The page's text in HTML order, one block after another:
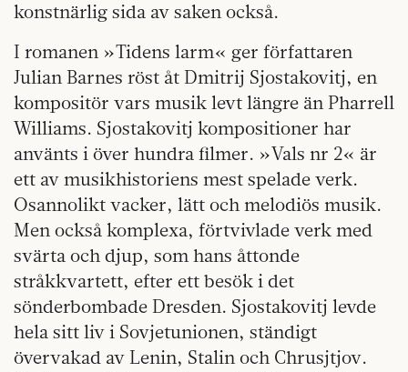
konstnärlig sida av saken också.
I romanen »Tidens larm« ger författaren
Julian Barnes röst åt Dmitrij Sjostakovitj, en
kompositör vars musik levt längre än Pharrell
Williams. Sjostakovitj kompositioner har
använts i över hundra filmer. »Vals nr 2« är
ett av musikhistoriens mest spelade verk.
Osannolikt vacker, lätt och melodiös musik.
Men också komplexa, förtvivlade verk med
svärta och djup, som hans åttonde
stråkkvartett, efter ett besök i det
sönderbombade Dresden. Sjostakovitj levde
hela sitt liv i Sovjet­unionen, ständigt
övervakad av Lenin, Stalin och Chrusjtjov.